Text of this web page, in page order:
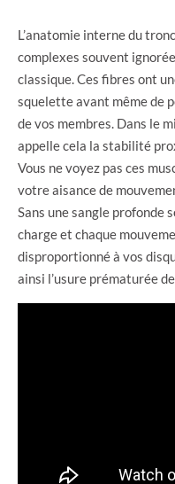
L’anatomie interne du
complexes souvent
classique. Ces fibres ont
squelette avant même de
de vos membres. Dans le
appelle cela la stabilité
Vous ne voyez pas ces
votre aisance de
Sans une sangle profonde
charge et chaque
disproportionné à vos
ainsi l’usure prématurée